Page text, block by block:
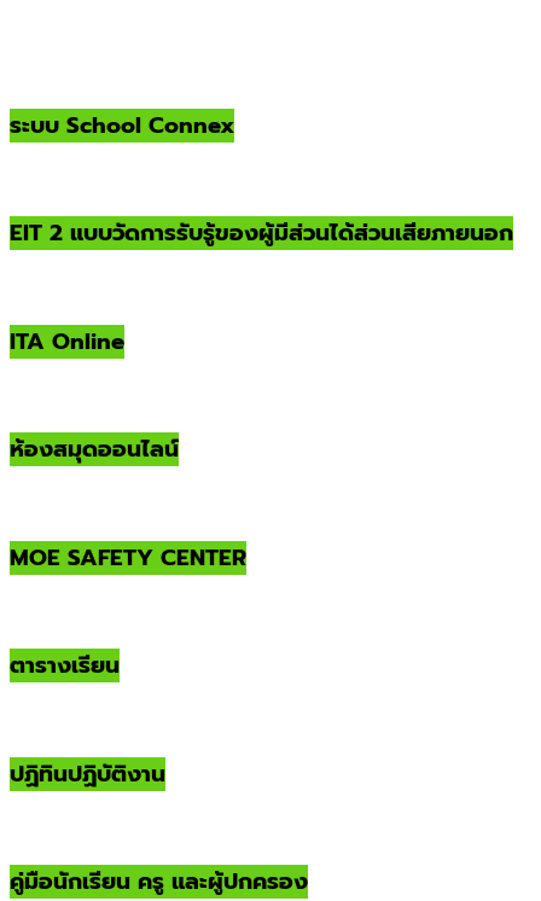
ระบบ School Connex
EIT 2 แบบวัดการรับรู้ของผู้มีส่วนได้ส่วนเสียภายนอก
ITA Online
ห้องสมุดออนไลน์
MOE SAFETY CENTER
ตารางเรียน
ปฏิทินปฏิบัติงาน
คู่มือนักเรียน ครู และผู้ปกครอง